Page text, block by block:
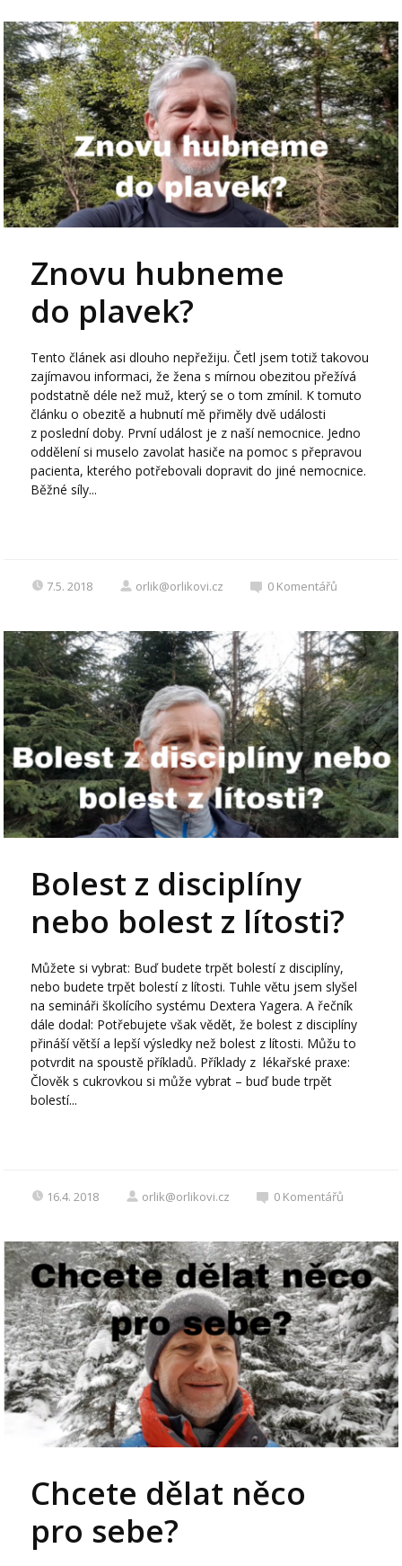
Znovu hubneme
do plavek?
Tento článek asi dlouho nepřežiju. Četl jsem totiž takovou
zajímavou informaci, že žena s mírnou obezitou přežívá
podstatně déle než muž, který se o tom zmínil. K tomuto
článku o obezitě a hubnutí mě přiměly dvě události
z poslední doby. První událost je z naší nemocnice. Jedno
oddělení si muselo zavolat hasiče na pomoc s přepravou
pacienta, kterého potřebovali dopravit do jiné nemocnice.
Běžné síly...
7.5. 2018 orlik@orlikovi.cz 0 Komentářů
Bolest z disciplíny
nebo bolest z lítosti?
Můžete si vybrat: Buď budete trpět bolestí z disciplíny,
nebo budete trpět bolestí z lítosti. Tuhle větu jsem slyšel
na semináři školícího systému Dextera Yagera. A řečník
dále dodal: Potřebujete však vědět, že bolest z disciplíny
přináší větší a lepší výsledky než bolest z lítosti. Můžu to
potvrdit na spoustě příkladů. Příklady z lékařské praxe:
Člověk s cukrovkou si může vybrat – buď bude trpět
bolestí...
16.4. 2018 orlik@orlikovi.cz 0 Komentářů
Chcete dělat něco
pro sebe?